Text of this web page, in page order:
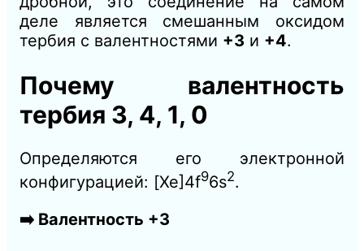
деле является смешанным оксидом
тербия с валентностями +3 и +4.
Почему валентность
тербия 3, 4, 1, 0
Определяются его электронной
конфигурацией: [Xe]4f96s2.
➡️ Валентность +3